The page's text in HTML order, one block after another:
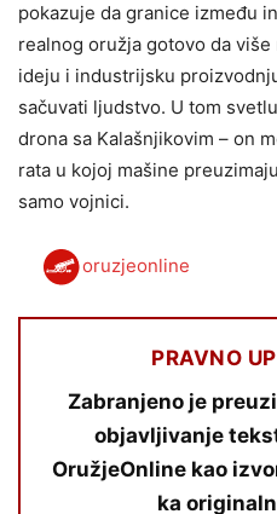
pokazuje da granice između
realnog oružja gotovo da
ideju i industrijsku
sačuvati ljudstvo. U tom
drona sa Kalašnjikovim – on
rata u kojoj mašine
samo vojnici.
oruzjeonline
PRAVNO
Zabranjeno je
objavljivanje
OružjeOnline kao
ka